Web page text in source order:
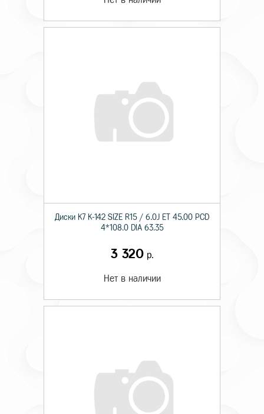
Диски K7 K-142 SIZE R15 / 6.0J ET 45.00 PCD
4*108.0 DIA 63.35
3 320р.
Нет в наличии